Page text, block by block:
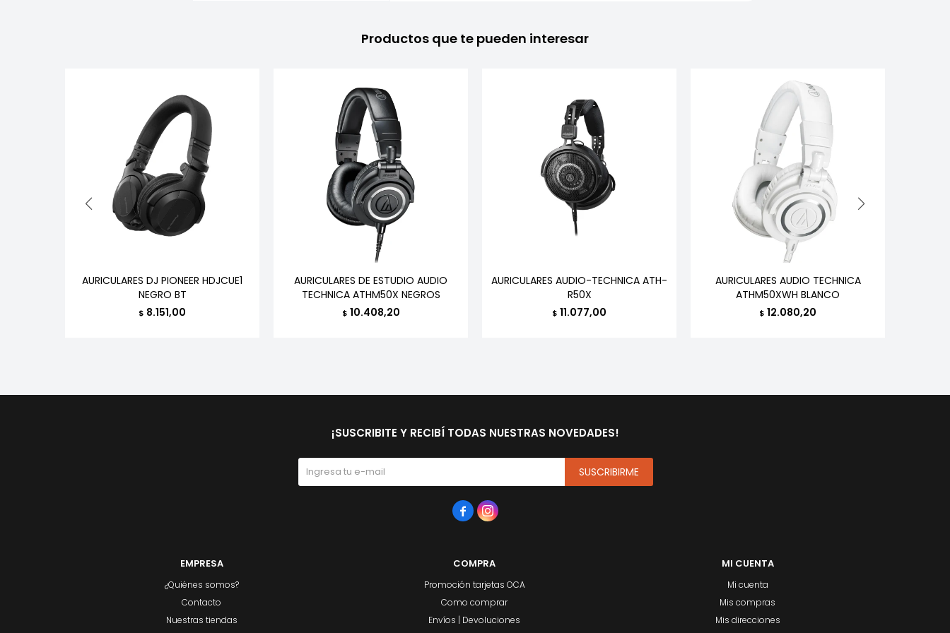
Productos que te pueden interesar
AURICULARES DJ PIONEER HDJCUE1
NEGRO BT
$ 8.151,00
AURICULARES DE ESTUDIO AUDIO
TECHNICA ATHM50X NEGROS
$ 10.408,20
AURICULARES AUDIO-TECHNICA ATH-
R50X
$ 11.077,00
AURICULARES AUDIO TECHNICA
ATHM50XWH BLANCO
$ 12.080,20
EMPRESA
¿Quiénes somos?
Contacto
Nuestras tiendas
COMPRA
Promoción tarjetas OCA
Como comprar
Envíos | Devoluciones
MI CUENTA
Mi cuenta
Mis compras
Mis direcciones
¡SUSCRIBITE Y RECIBÍ TODAS NUESTRAS NOVEDADES!
SUSCRIBIRME
 